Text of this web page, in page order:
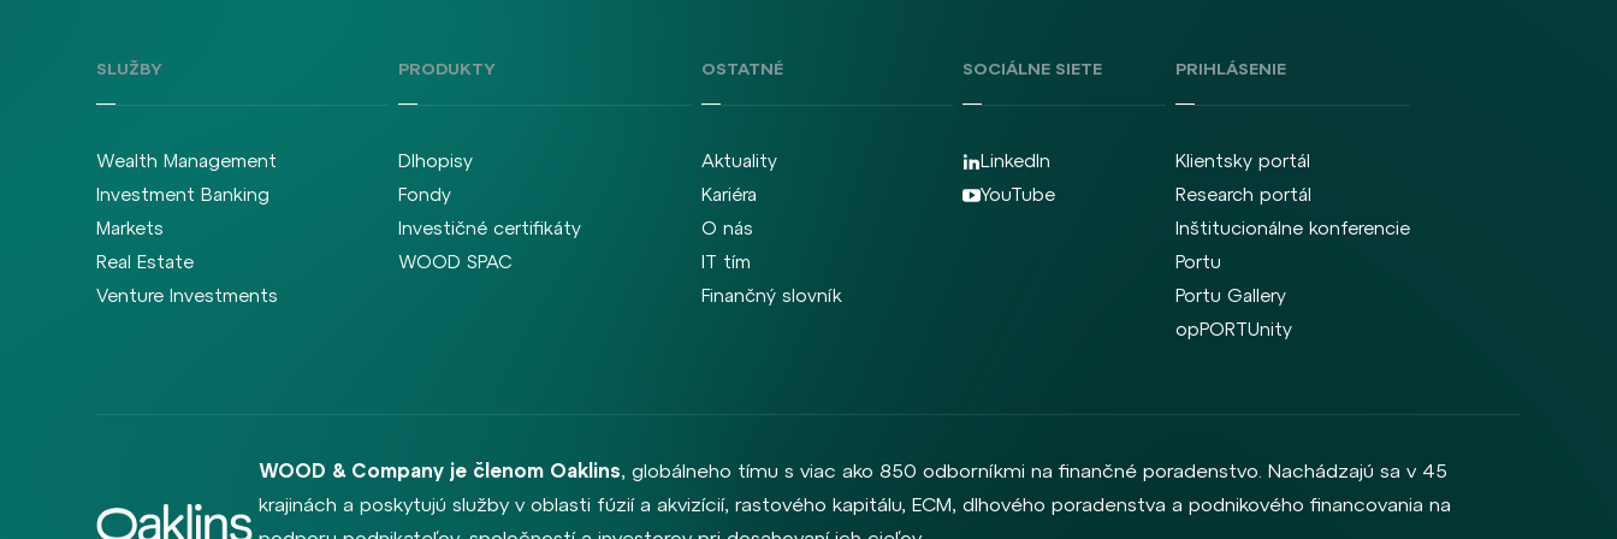
SLUŽBY
Wealth Management
Investment Banking
Markets
Real Estate
Venture Investments
PRODUKTY
Dlhopisy
Fondy
Investičné certifikáty
WOOD SPAC
OSTATNÉ
Aktuality
Kariéra
O nás
IT tím
Finančný slovník
SOCIÁLNE SIETE
LinkedIn
YouTube
PRIHLÁSENIE
Klientsky portál
Research portál
Inštitucionálne konferencie
Portu
Portu Gallery
opPORTUnity
WOOD & Company je členom Oaklins, globálneho tímu s viac ako 850 odborníkmi na finančné poradenstvo. Nachádzajú sa v 45
krajinách a poskytujú služby v oblasti fúzií a akvizícií, rastového kapitálu, ECM, dlhového poradenstva a podnikového financovania na